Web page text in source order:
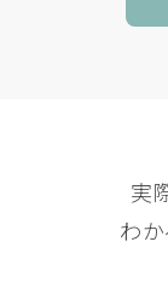
実
わか